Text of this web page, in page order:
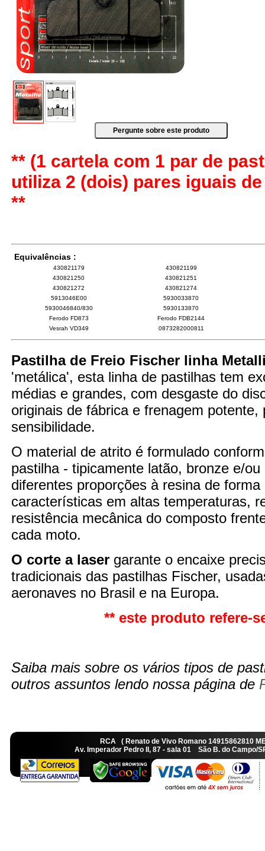
** (1 cartela com 1 par de
utiliza 2 (dois) pares iguais
**
Equivalências :
430821179
430821199
430821250
430821251
430821272
430821274
5913046E00
5930033870
5930046840/830
5930133870
Ferodo FD873
Ferodo FDB2144
Vesrah VD349
0873282000811
Pastilha de Freio Fischer linha
'metálica', esta linha de pastilhas tem
médias e grandes, com desgaste do
originais de fábrica e frenagem potente,
sensibilidade.
O material de atrito é formulado
pastilha - tipicamente latão, bronze e/
diferentes proporções à resina de
características em altas temperaturas,
resistência mecânica do composto
cada moto.
O corte a laser garante o encaixe
tradicionais das pastilhas Fischer,
aeronaves no Brasil e na Europa.
** este produto refere-
Saiba mais sobre os vários tipos de
outros assuntos lendo nossa página de
RCA ( Renato de Vivo Romano
Av. Imperador Pedro II, 87 - sala 01 São B. do